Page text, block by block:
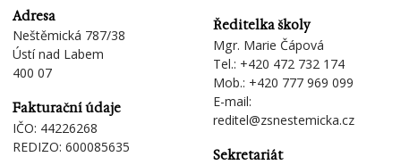
Adresa
Neštěmická 787/38
Ústí nad Labem
400 07
Fakturační údaje
IČO: 44226268
REDIZO: 600085635
Ředitelka školy
Mgr. Marie Čápová
Tel.: +420 472 732 174
Mob.: +420 777 969 099
E-mail:
reditel@zsnestemicka.cz
Sekretariát